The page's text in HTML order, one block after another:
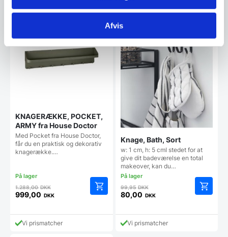
Afvis
varianter.
Mulighederne
vælges
på
varesiden
KNAGERÆKKE, POCKET,
ARMY fra House Doctor
Med Pocket fra House Doctor,
får du en praktisk og dekorativ
knagerække.…
1.288,00DKKDen
oprindelige
var:
1.288,00 DKK.
999,00 DKK
aktuelle
prisVi prismatcher
Knage, Bath, Sort
w: 1 cm, h: 5 cmI stedet for at
give dit badeværelse en total
makeover, kan du…
99,95DKKDen
oprindelige
var:
99,95 DKK.
80,00 DKK
aktuelle
prisVi prismatcher